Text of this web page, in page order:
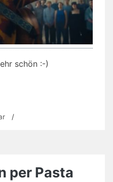
schön :-)
zu /
per Pasta